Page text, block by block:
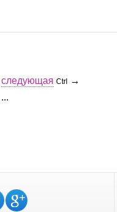
следующая Ctrl
→
...